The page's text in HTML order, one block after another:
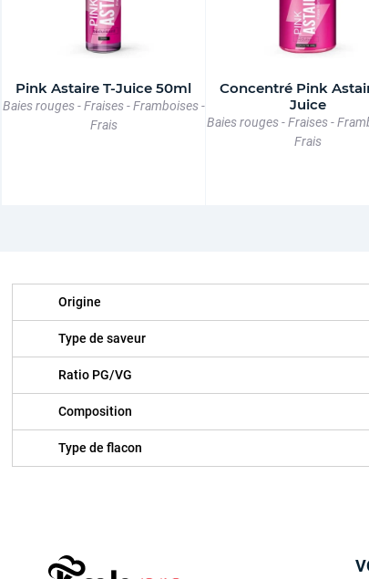
Pink Astaire T-Juice 50ml
Baies rouges - Fraises - Framboises -
Frais
Concentré Pink
Juice
Baies rouges - Fraises -
Frais
Origine
Type de saveur
Ratio PG/VG
Composition
Type de flacon